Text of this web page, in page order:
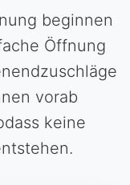
beginnen
Öffnung
vorab
keine